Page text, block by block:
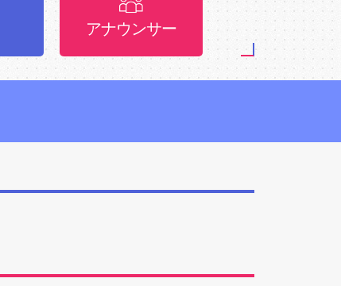
アナウンサー